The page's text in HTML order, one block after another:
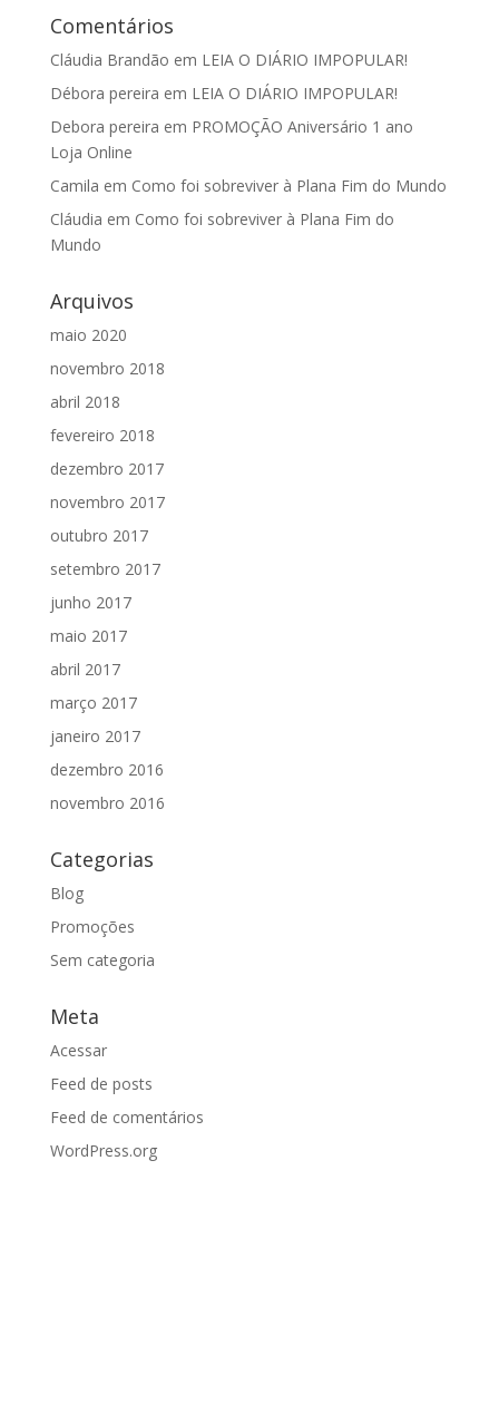
Comentários
Cláudia Brandão em LEIA O DIÁRIO IMPOPULAR!
Débora pereira em LEIA O DIÁRIO IMPOPULAR!
Debora pereira em PROMOÇÃO Aniversário 1 ano
Loja Online
Camila em Como foi sobreviver à Plana Fim do Mundo
Cláudia em Como foi sobreviver à Plana Fim do
Mundo
Arquivos
maio 2020
novembro 2018
abril 2018
fevereiro 2018
dezembro 2017
novembro 2017
outubro 2017
setembro 2017
junho 2017
maio 2017
abril 2017
março 2017
janeiro 2017
dezembro 2016
novembro 2016
Categorias
Blog
Promoções
Sem categoria
Meta
Acessar
Feed de posts
Feed de comentários
WordPress.org